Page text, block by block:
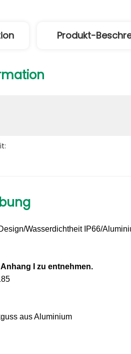
Produkt-
Wasserdichtheit IP66/
I zu entnehmen.
aus Aluminium